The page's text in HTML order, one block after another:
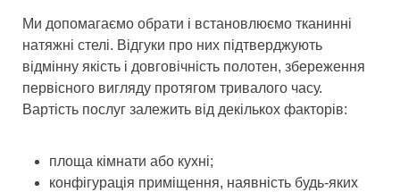
Ми допомагаємо обрати і встановлюємо тканинні
натяжні стелі. Відгуки про них підтверджують
відмінну якість і довговічність полотен, збереження
первісного вигляду протягом тривалого часу.
Вартість послуг залежить від декількох факторів:
площа кімнати або кухні;
конфігурація приміщення, наявність будь-яких